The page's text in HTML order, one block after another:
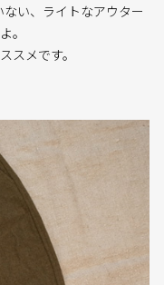
ない、ライトなアウター
。
スメです。